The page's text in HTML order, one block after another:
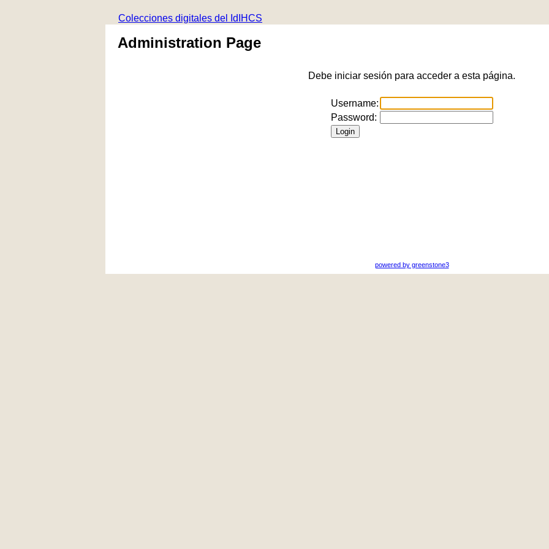
Colecciones digitales del IdIHCS
Administration Page
Debe iniciar sesión para acceder a esta página.
Username:
Password:
powered by greenstone3